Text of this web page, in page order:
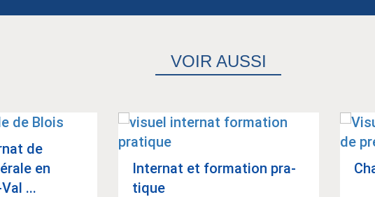
VOIR AUSSI
de
en
...
Inter­nat et for­ma­tion pra­
tique